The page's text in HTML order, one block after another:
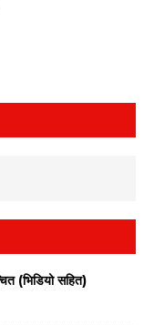
(भिडियो सहित)